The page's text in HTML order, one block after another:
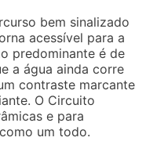
bem sinalizado
acessível para a
predominante é de
a água ainda corre
contraste marcante
O Circuito
e para
um todo.